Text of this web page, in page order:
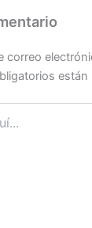
correo
están